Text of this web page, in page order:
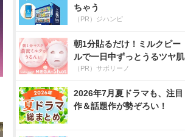
ちゃう
（PR）ジハンピ
朝1分貼るだけ！ミルクピー
ルで一日中ずっとうるツヤ肌
（PR）サボリーノ
2026年7月夏ドラマも、注目
作＆話題作が勢ぞろい！